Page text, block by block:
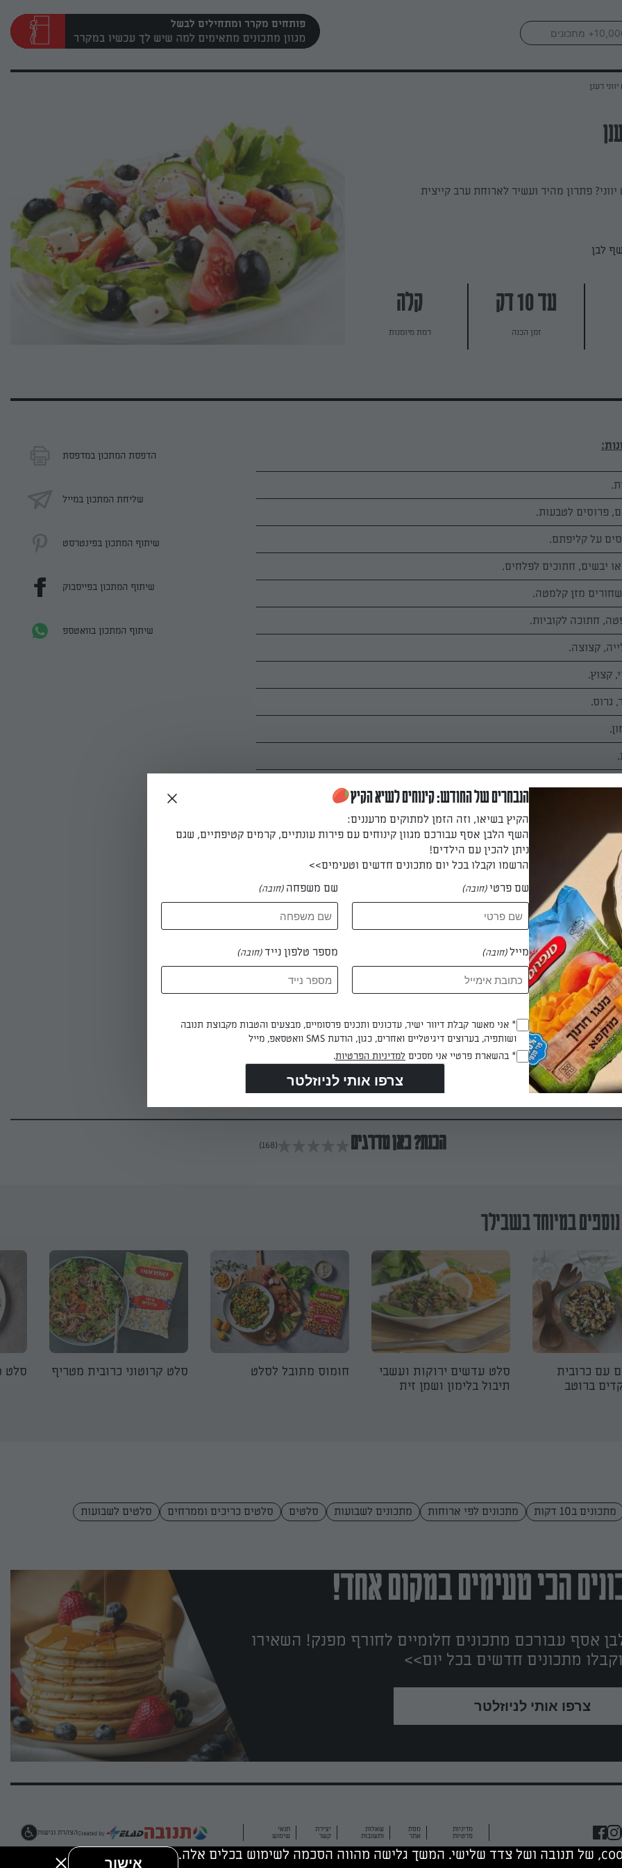
פותחים מקרר ומתחילים לבשל
רענן
פתרון מהיר ועשיר לארוחת ערב קייצית
לבן
עד 10 דק
זמן הכנה
קלה
רמת מיומנות
קצוצה.
גרוס.
את העגבניות, הפלפלים, המלפפונים והבצלים, ומערבבים.
ושמים את קוביות הגבינה על הירקות וביניהם.
בטימין, במלח ופלפל, ויוצקים מעל את החומץ או מיץ הלימון ושמן הזית.
דקות
הדפסת המתכון במדפסת
שליחת המתכון במייל
שיתוף המתכון בפינטרסט
שיתוף המתכון בפייסבוק
שיתוף המתכון בוואטספ
הכנת? כאן מדרגים (168)
במיוחד בשבילך
עם כרובית
ברוטב
סלט עדשים ירוקות ועשבי
תיבול בלימון ושמן זית
חומוס מתובל לסלט סלט קרוטוני כרובית מטריף סלט
מתכונים ב10 דקות מתכונים לפי ארוחות מתכונים לשבועות סלטים סלטים כריכים וממרחים סלטים לשבועות
הכי טעימים במקום אחד!
אסף עבורכם מתכונים חלומיים לחורף מפנק! השאירו
מתכונים חדשים בכל יום>>
צרפו אותי לניוזלטר
מדיניות
פרטיות
מפת
אתר
שאלות
ותשובות
יצירת
קשר
תנאי
שימוש הצהרת נגישות
הנבחרים של החודש: קינוחים לשיא הקיץ
הקיץ בשיאו, וזה הזמן למתוקים מרעננים:
השף הלבן אסף עבורכם מגוון קינוחים עם פירות עונתיים, קרמים קטיפתיים, שגם
ניתן להכין עם הילדים!
הרשמו וקבלו בכל יום מתכונים חדשים וטעימים>>
שם פרטי(חובה) שם משפחה (חובה)
מייל(חובה) מספר טלפון נייד(חובה)
Opt_In
(חובה)
* אני מאשר קבלת דיוור ישיר, עדכונים ותכנים פרסומיים, מבצעים והטבות מקבוצת תנובה
ושותפיה, בערוצים דיגיטליים ואחרים, כגון, הודעת SMS וואטסאפ, מייל
RegulationsApproved
* בהשארת פרטיי אני מסכים למדיניות הפרטיות.
אישור